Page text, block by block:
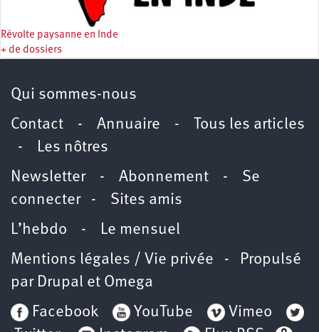
Révolte paysanne en Inde
+ de dossiers
Qui sommes-nous
Contact - Annuaire -
Tous les articles
- Les nôtres
Newsletter- Abonnement - Se
connecter- Sites amis
L’hebdo - Le mensuel
Mentions légales / Vie privée - Propulsé
par Drupal et Omega
Facebook
YouTube
Vimeo